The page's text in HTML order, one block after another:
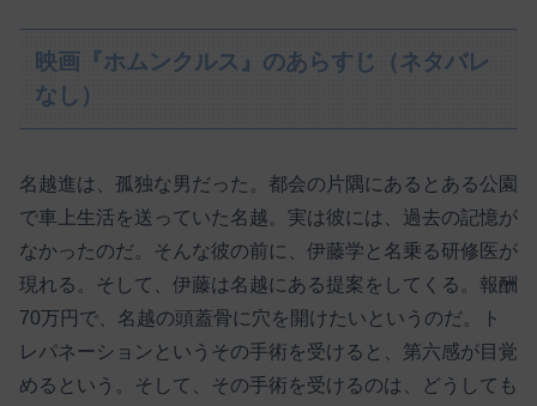
映画『ホムンクルス』のあらすじ（ネタバレ
なし）
名越進は、孤独な男だった。都会の片隅にあるとある公園
で車上生活を送っていた名越。実は彼には、過去の記憶が
なかったのだ。そんな彼の前に、伊藤学と名乗る研修医が
現れる。そして、伊藤は名越にある提案をしてくる。報酬
70万円で、名越の頭蓋骨に穴を開けたいというのだ。ト
レパネーションというその手術を受けると、第六感が目覚
めるという。そして、その手術を受けるのは、どうしても